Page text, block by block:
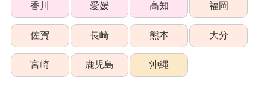
香川 愛媛 高知 福岡
佐賀 長崎 熊本 大分
宮崎 鹿児島 沖縄